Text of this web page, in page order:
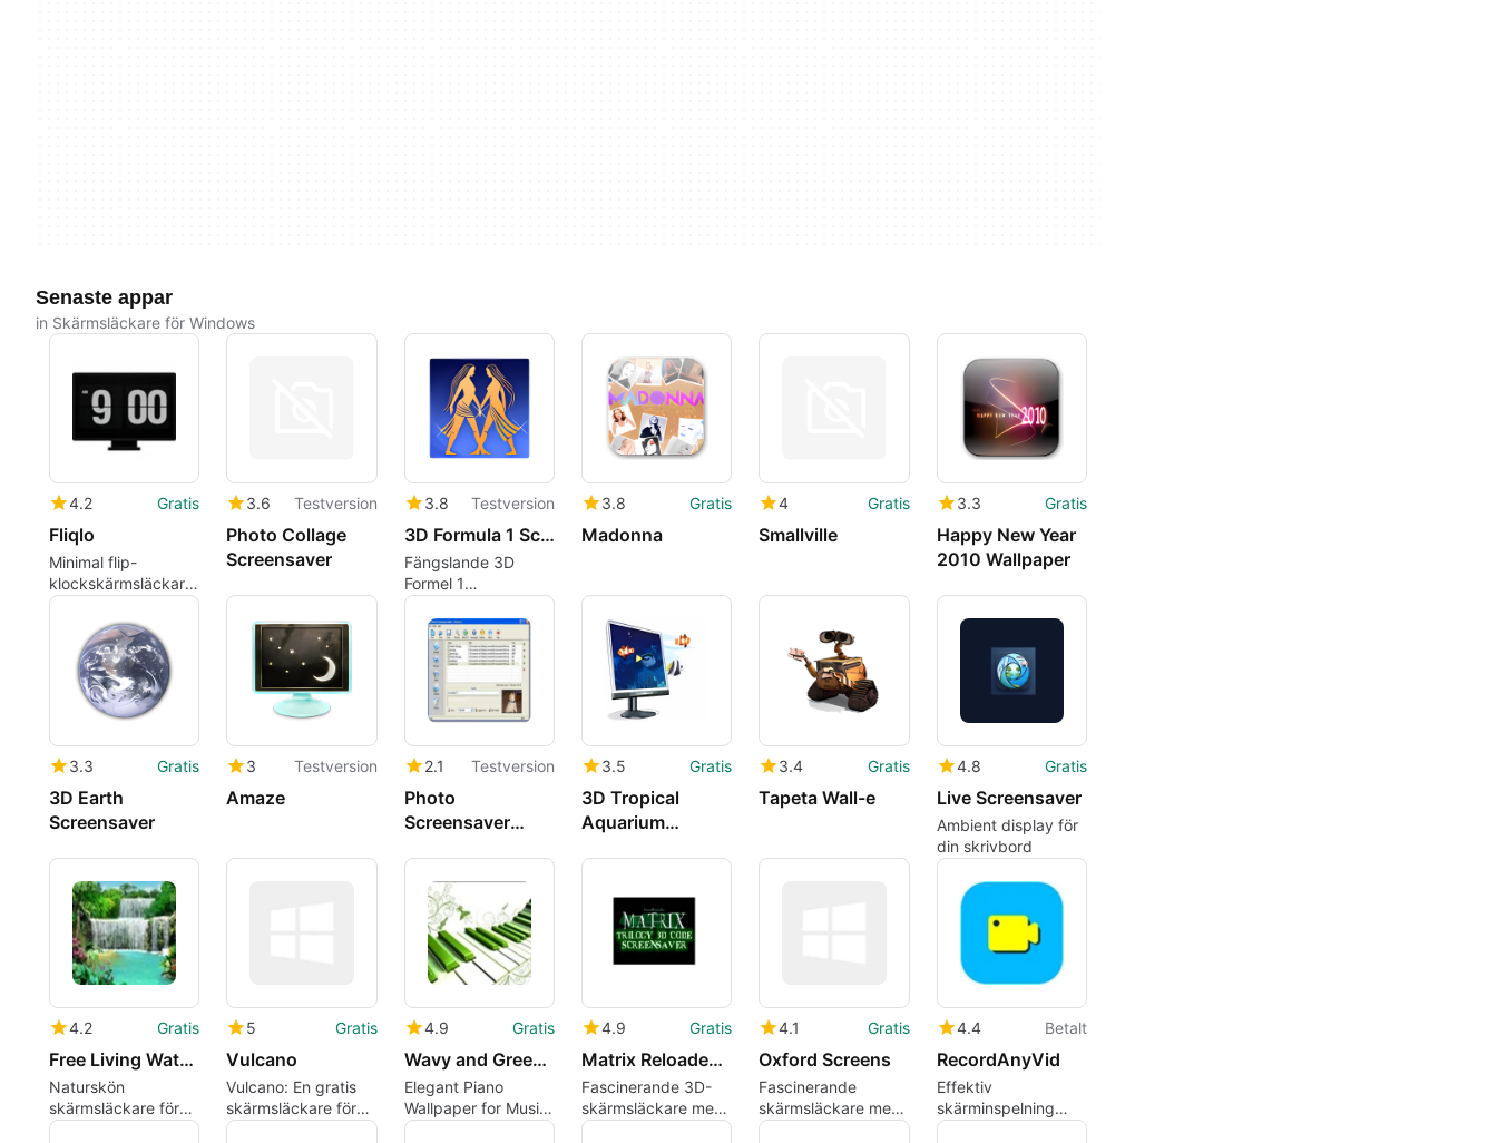
Senaste appar
in Skärmsläckare för Windows
4.2 Gratis
Fliqlo
Minimal flip-
klockskärmsläckare
med inbyggd
integration
3.6 Testversion
Photo Collage
Screensaver
3.8 Testversion
3D Formula 1 Screensaver
Fängslande 3D
Formel 1
Skärmsläckare
3.8 Gratis
Madonna
4 Gratis
Smallville
3.3 Gratis
Happy New Year
2010 Wallpaper
3.3 Gratis
3D Earth
Screensaver
3 Testversion
Amaze
2.1 Testversion
Photo
Screensaver
3.5 Gratis
3D Tropical
Aquarium
3.4 Gratis
Tapeta Wall-e
4.8 Gratis
Live Screensaver
Ambient display för
din skrivbord
4.2 Gratis
Free Living Waterfall 3
Naturskön
skärmsläckare för
avkoppling
5 Gratis
Vulcano
Vulcano: En gratis
skärmsläckare för
Windows
4.9 Gratis
Wavy and Green Piano wallpaper
Elegant Piano
Wallpaper for Music
Lovers
4.9 Gratis
Matrix Reloaded 3D Screensaver
Fascinerande 3D-
skärmsläckare med
Matrix-tema
4.1 Gratis
Oxford Screens
Fascinerande
skärmsläckare med
Oxford-tema
4.4 Betalt
RecordAnyVid
Effektiv
skärminspelning
med RecordAnyVid